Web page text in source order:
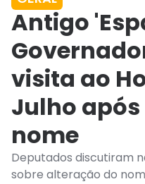
Antigo
visita ao
Julho
nome
Deputados discutiram
sobre alteração do